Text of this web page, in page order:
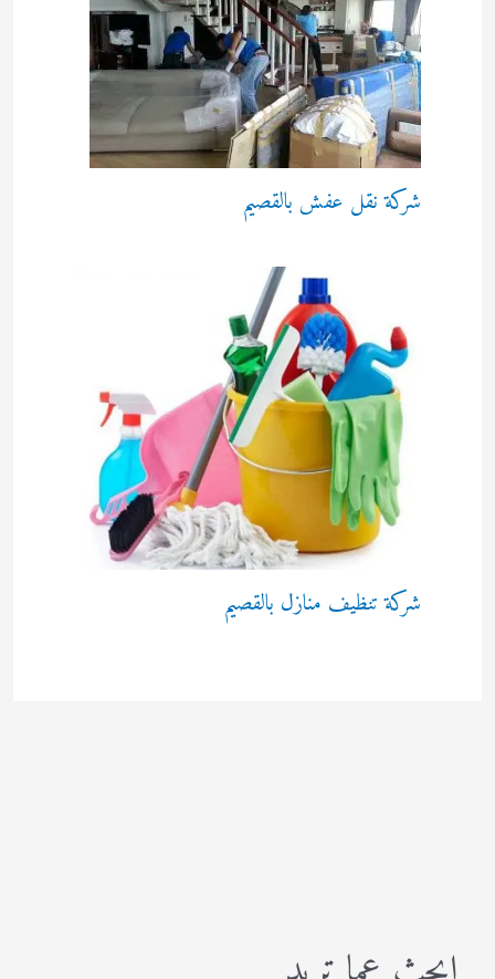
شركة نقل عفش بالقصيم
شركة تنظيف منازل بالقصيم